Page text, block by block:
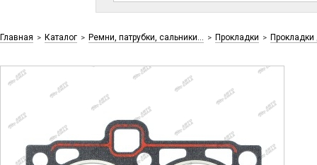
Главная > Каталог > Ремни, патрубки, сальники... > Прокладки > Прокладки